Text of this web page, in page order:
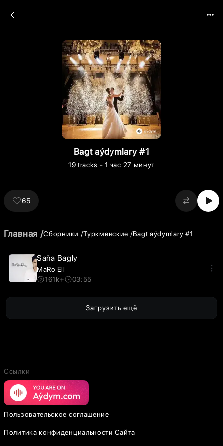
Bagt aýdymlary #1
19 tracks - 1 час 27 минут
65
Главная Сборники Туркменские Bagt aýdymlary #1
Saňa Bagly
MaRo Ell
161k+
03:55
Загрузить ещё
Ссылки
Пользовательское соглашение
Политика конфиденциальности Сайта